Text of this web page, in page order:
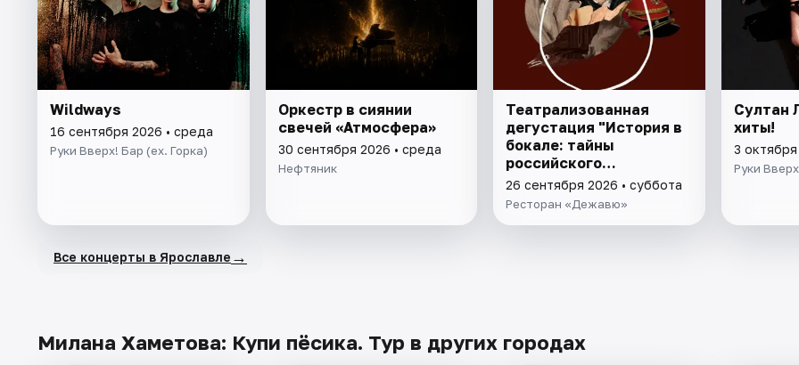
Wildways
16 сентября 2026 • среда
Руки Вверх! Бар (ex. Горка)
Оркестр в сиянии
свечей «Атмосфера»
30 сентября 2026 • среда
Нефтяник
Театрализованная
дегустация "История в
бокале: тайны
российского
виноделия"
26 сентября 2026 • суббота
Ресторан «Дежавю»
Султан
хиты!
3
Руки
Все концерты в Ярославле →
Милана Хаметова: Купи пёсика. Тур в других городах